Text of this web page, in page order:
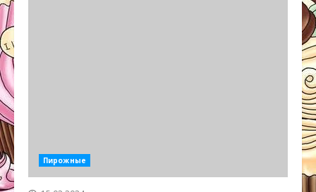
Пирожные